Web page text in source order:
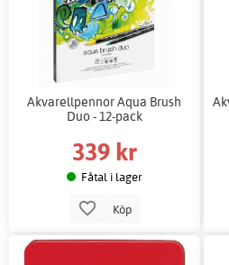
Akvarellpennor Aqua Brush
Duo - 12-pack
339 kr
Fåtal i lager
Köp